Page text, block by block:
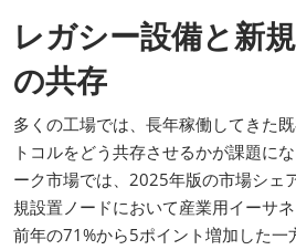
レガシー設備と新
の共存
多くの工場では、長年稼働してきた
トコルをどう共存させるかが課題に
ーク市場では、2025年版の市場シェ
規設置ノードにおいて産業用イーサ
前年の71%から5ポイント増加した一